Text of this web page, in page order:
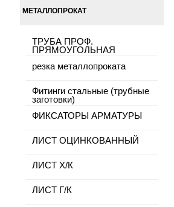
МЕТАЛЛОПРОКАТ
ТРУБА ПРОФ.
ПРЯМОУГОЛЬНАЯ
резка металлопроката
Фитинги стальные (трубные
заготовки)
ФИКСАТОРЫ АРМАТУРЫ
ЛИСТ ОЦИНКОВАННЫЙ
ЛИСТ Х/К
ЛИСТ Г/К